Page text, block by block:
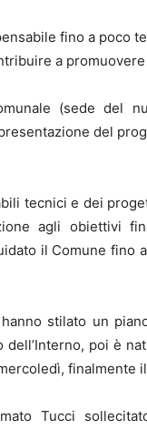
fino a poco
a
(sede del
del
tecnici e dei
agli obiettivi
il Comune fino
stilato un
poi è
finalmente
Tucci